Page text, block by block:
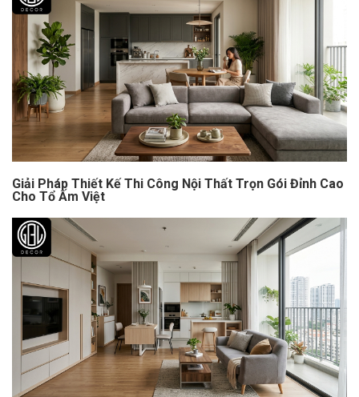
Giải Pháp Thiết Kế Thi Công Nội Thất Trọn Gói Đỉnh Cao
Cho Tổ Ấm Việt